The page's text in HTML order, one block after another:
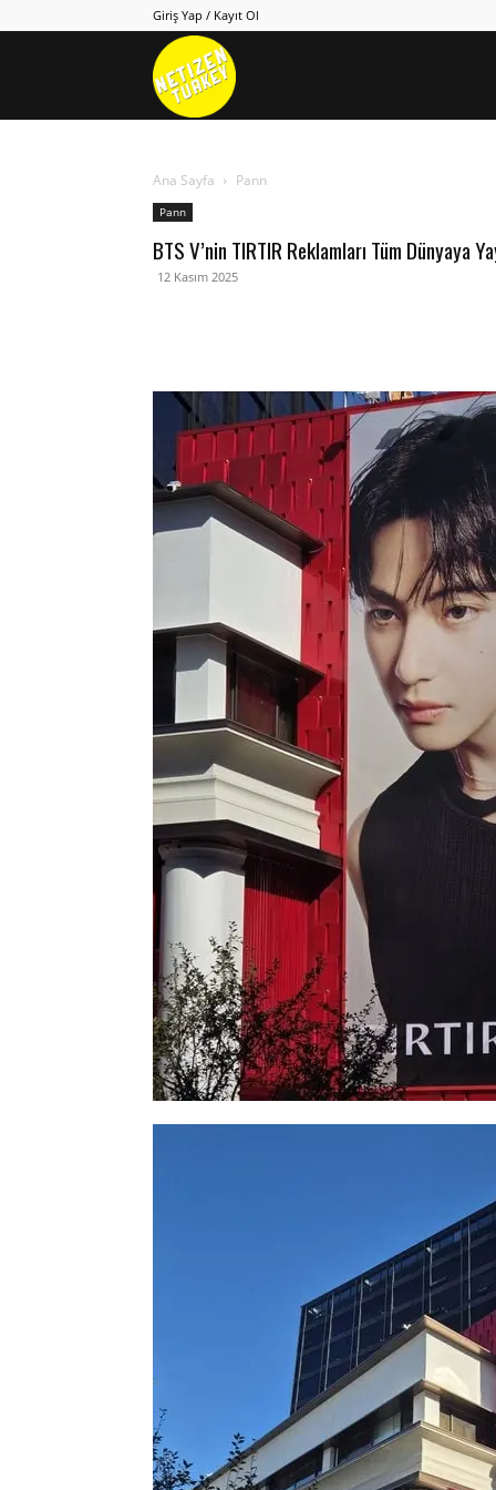
Giriş Yap / Kayıt Ol
Netizen
Ana Sayfa Pann
Pann
BTS V’nin TIRTIR Reklamları Tüm Dünyaya
12 Kasım 2025